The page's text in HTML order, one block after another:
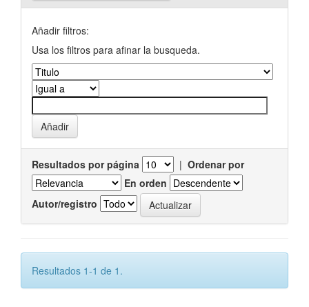
Añadir filtros:
Usa los filtros para afinar la busqueda.
Resultados por página | Ordenar por
En orden
Autor/registro
Resultados 1-1 de 1.